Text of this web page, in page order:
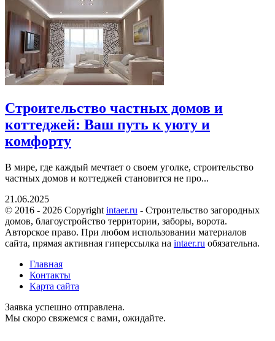
Строительство частных домов и
коттеджей: Ваш путь к уюту и
комфорту
В мире, где каждый мечтает о своем уголке, строительство
частных домов и коттеджей становится не про...
21.06.2025
© 2016 - 2026 Copyright intaer.ru - Cтроительство загородных
домов, благоустройство территории, заборы, ворота.
Авторское право. При любом использовании материалов
сайта, прямая активная гиперссылка на intaer.ru обязательна.
Главная
Контакты
Карта сайта
Заявка успешно отправлена.
Мы скоро свяжемся с вами, ожидайте.